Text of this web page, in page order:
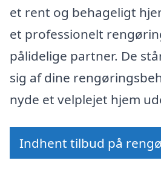
et rent og behageligt
et professionelt
pålidelige partner. De
sig af dine
nyde et velplejet hjem
Indhent tilbud på